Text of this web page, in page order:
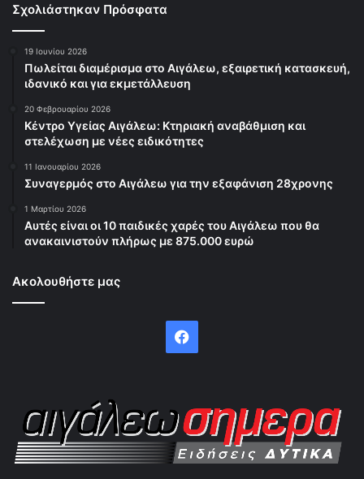
Σχολιάστηκαν Πρόσφατα
19 Ιουνίου 2026
Πωλείται διαμέρισμα στο Αιγάλεω, εξαιρετική κατασκευή,
ιδανικό και για εκμετάλλευση
20 Φεβρουαρίου 2026
Κέντρο Υγείας Αιγάλεω: Κτηριακή αναβάθμιση και
στελέχωση με νέες ειδικότητες
11 Ιανουαρίου 2026
Συναγερμός στο Αιγάλεω για την εξαφάνιση 28χρονης
1 Μαρτίου 2026
Αυτές είναι οι 10 παιδικές χαρές του Αιγάλεω που θα
ανακαινιστούν πλήρως με 875.000 ευρώ
Ακολουθήστε μας
Facebook